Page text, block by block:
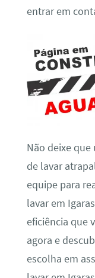
entrar em
Não deixe
de lavar
equipe para
lavar em
eficiência que
agora e
escolha em